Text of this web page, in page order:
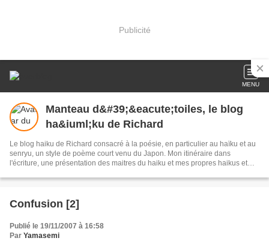
Publicité
MENU
Manteau d&#39;&eacute;toiles, le blog
ha&iuml;ku de Richard
Le blog haiku de Richard consacré à la poésie, en particulier au haïku et au
senryu, un style de poème court venu du Japon. Mon itinéraire dans
l'écriture, une présentation des maitres du haiku et mes propres haikus et
Confusion [2]
Publié le 19/11/2007 à 16:58
Par Yamasemi